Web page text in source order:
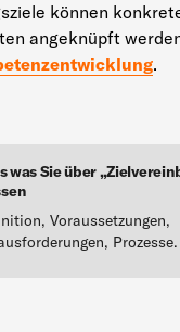
können
angeknüpft
.
was Sie über
Voraussetzungen,
Prozesse.